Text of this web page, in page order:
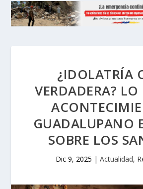
¿IDOLATRÍA
VERDADERA? LO
GUADALUPANO
SOBRE LOS
Dic 9, 2025 | Actualidad,